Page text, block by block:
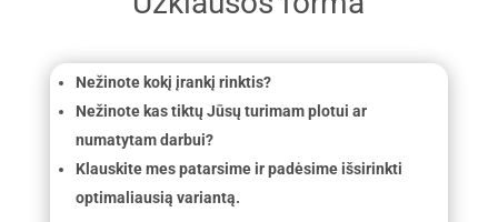
Nežinote kokį įrankį rinktis?
Nežinote kas tiktų Jūsų turimam plotui ar
numatytam darbui?
Klauskite mes patarsime ir padėsime išsirinkti
optimaliausią variantą.